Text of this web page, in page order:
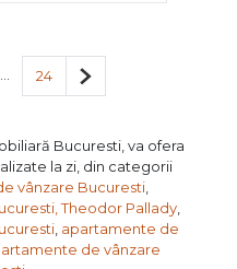
24 Pagina următoare
Bucuresti, va ofera
la zi, din categorii
vânzare Bucuresti
Theodor Pallady,
apartamente de
de vânzare